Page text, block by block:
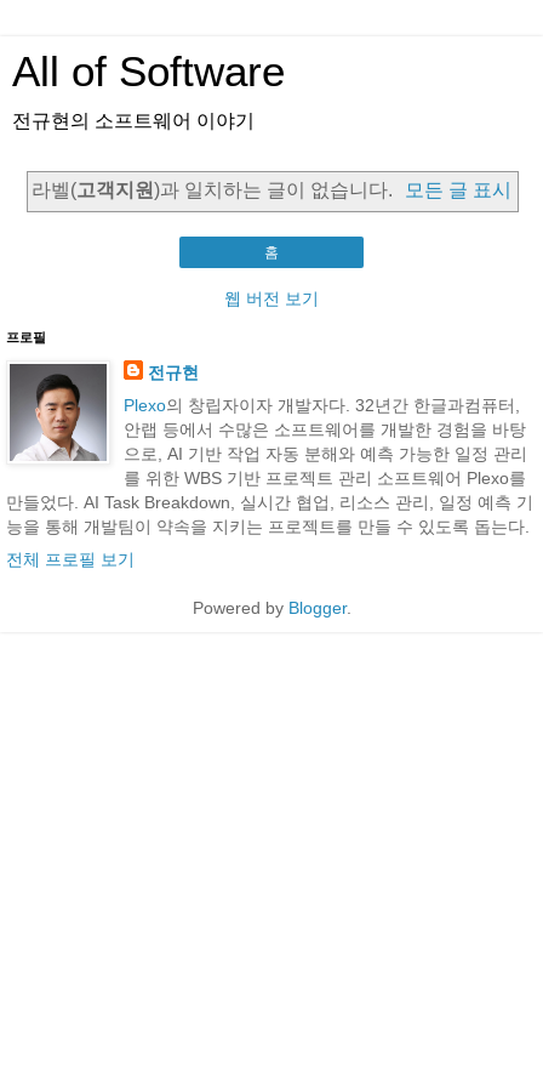
All of Software
전규현의 소프트웨어 이야기
라벨(고객지원)과 일치하는 글이 없습니다. 모든 글 표시
홈
웹 버전 보기
프로필
전규현
Plexo의 창립자이자 개발자다. 32년간 한글과컴퓨터,
안랩 등에서 수많은 소프트웨어를 개발한 경험을 바탕
으로, AI 기반 작업 자동 분해와 예측 가능한 일정 관리
를 위한 WBS 기반 프로젝트 관리 소프트웨어 Plexo를
만들었다. AI Task Breakdown, 실시간 협업, 리소스 관리, 일정 예측 기
능을 통해 개발팀이 약속을 지키는 프로젝트를 만들 수 있도록 돕는다.
전체 프로필 보기
Powered by Blogger.